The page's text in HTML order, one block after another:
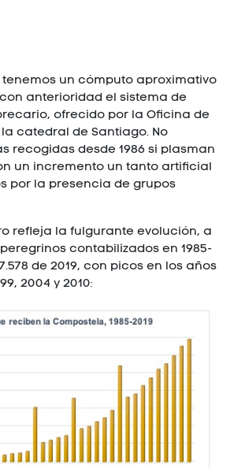
tenemos un cómputo aproximativo
anterioridad el sistema de
ofrecido por la Oficina de
catedral de Santiago. No
recogidas desde 1986 si plasman
un incremento un tanto artificial
por la presencia de grupos
refleja la fulgurante evolución, a
contabilizados en 1985-
de 2019, con picos en los años
2004 y 2010: